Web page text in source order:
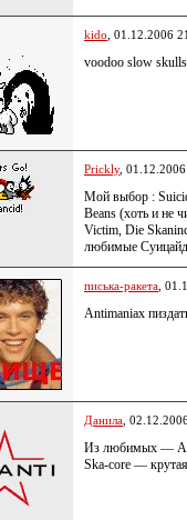
kido , 01.12.2006
voodoo slow
Prickly,
Мой выбор :
Beans (хоть и не
Victim, Die
любимые
писька-ракета ,
Antimaniax
Данила ,
Из любимых —
Ska-core —